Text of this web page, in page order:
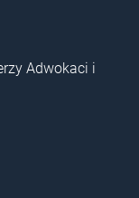
Adwokaci i